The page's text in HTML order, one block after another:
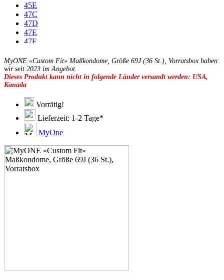
45E
47C
47D
47E
47F
49D
49E
49F
49G
51C
51D
51E
51F
51G
53C
53D
53E
MyONE «Custom Fit» Maßkondome, Größe 69J (36 St.), Vorratsbox haben
wir seit 2023 im Angebot.
Dieses Produkt kann nicht in folgende Länder versandt werden: USA,
Kanada
Vorrätig!
Lieferzeit: 1-2 Tage*
MyOne